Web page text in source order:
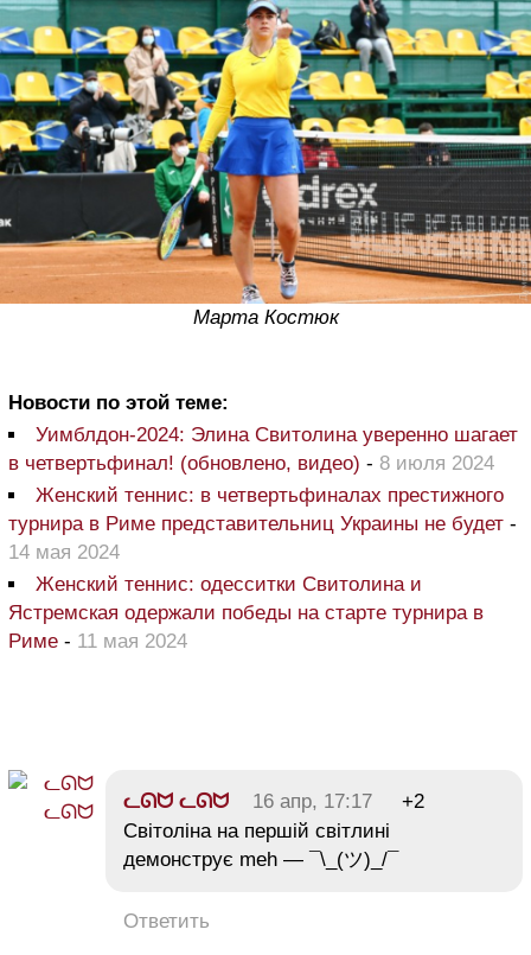
Марта Костюк
Новости по этой теме:
Уимблдон-2024: Элина Свитолина уверенно шагает
в четвертьфинал! (обновлено, видео) - 8 июля 2024
Женский теннис: в четвертьфиналах престижного
турнира в Риме представительниц Украины не будет -
14 мая 2024
Женский теннис: одесситки Свитолина и
Ястремская одержали победы на старте турнира в
Риме - 11 мая 2024
ᓚᘏᗢ ᓚᘏᗢ 16 апр, 17:17
+2
Світоліна на першій світлині
демонструє meh — ¯\_(ツ)_/¯
Ответить